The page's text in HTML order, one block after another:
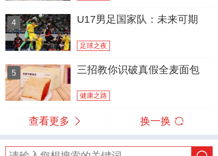
4 U17男足国家队：未来可期
足球之夜
5 三招教你识破真假全麦面包
健康之路
查看更多 换一换